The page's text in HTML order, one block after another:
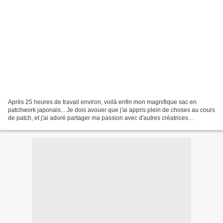
Après 25 heures de travail environ, voilà enfin mon magnifique sac en
patchwork japonais... Je dois avouer que j'ai appris plein de choses au cours
de patch, et j'ai adoré partager ma passion avec d'autres créatrices